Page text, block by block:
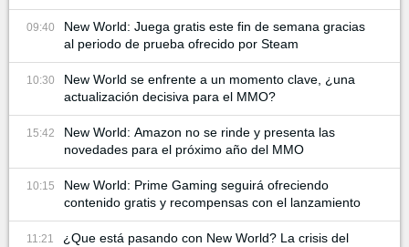
09:40
New World: Juega gratis este fin de semana gracias
al periodo de prueba ofrecido por Steam
10:30
New World se enfrente a un momento clave, ¿una
actualización decisiva para el MMO?
15:42
New World: Amazon no se rinde y presenta las
novedades para el próximo año del MMO
10:15
New World: Prime Gaming seguirá ofreciendo
contenido gratis y recompensas con el lanzamiento
11:21
¿Que está pasando con New World? La crisis del